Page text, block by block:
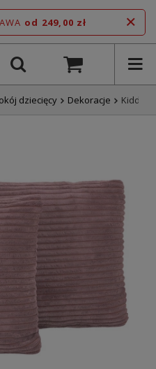
od 249,00 zł
dziecięcy Dekoracje